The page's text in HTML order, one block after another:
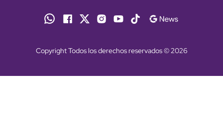
Copyright Todos los derechos reservados © 2026